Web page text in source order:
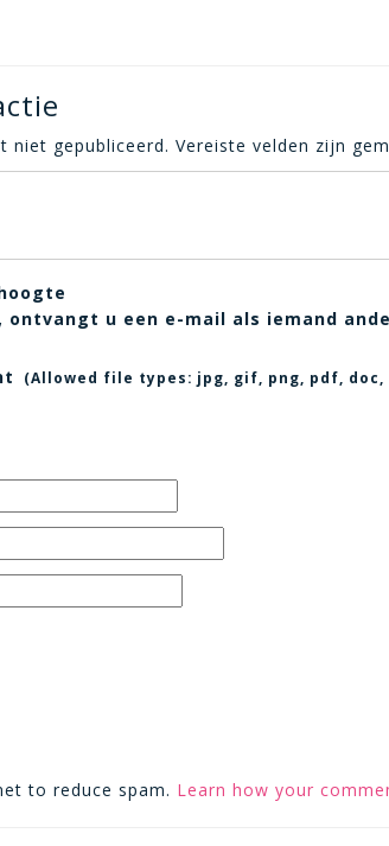
niet gepubliceerd. Vereiste velden zijn
u een e-mail als iemand
(Allowed file types: jpg, gif, png, pdf, doc,
to reduce spam. Learn how your